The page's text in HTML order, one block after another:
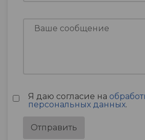
Я даю согласие на
персональных данных.